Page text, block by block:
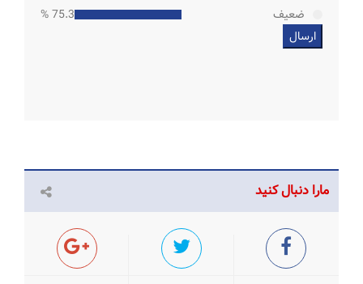
ضعیف
75.33 %
مارا دنبال کنید